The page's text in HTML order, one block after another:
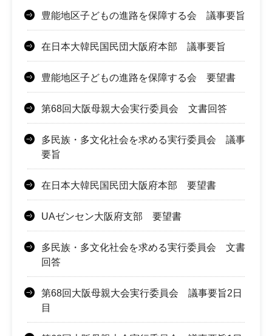
豊能地区子どもの進路を保障する会 議事要旨
在日本大韓民国民団大阪府本部 議事要旨
豊能地区子どもの進路を保障する会 要望書
第68回大阪母親大会実行委員会 文書回答
多民族・多文化社会を求める実行委員会 議事
要旨
在日本大韓民国民団大阪府本部 要望書
UAゼンセン大阪府支部 要望書
多民族・多文化社会を求める実行委員会 文書
回答
第68回大阪母親大会実行委員会 議事要旨2日
目